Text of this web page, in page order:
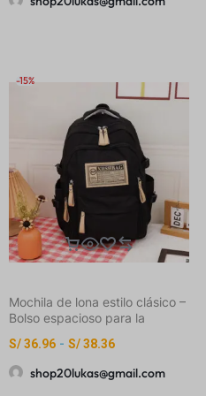
para Todo, Mochila Pequeña
Pequeño Estampado y
-15%
Mochila de lona estilo clásico –
Bolso espacioso para la
S/36.96 - S/38.36
shop20lukas@gmail.com